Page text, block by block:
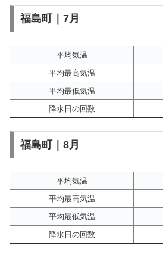
福島町｜7月
平均気温
平均最高気温
平均最低気温
降水日の回数
福島町｜8月
平均気温
平均最高気温
平均最低気温
降水日の回数